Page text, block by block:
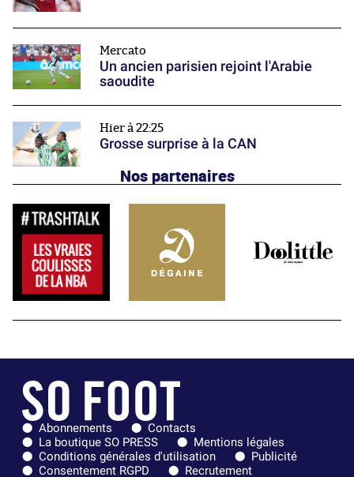
Mercato
Un ancien parisien rejoint l'Arabie
saoudite
Hier à 22:25
Grosse surprise à la CAN
Nos partenaires
Abonnements
Contacts
La boutique SO PRESS
Mentions légales
Conditions générales d'utilisation
Publicité
Consentement RGPD
Recrutement